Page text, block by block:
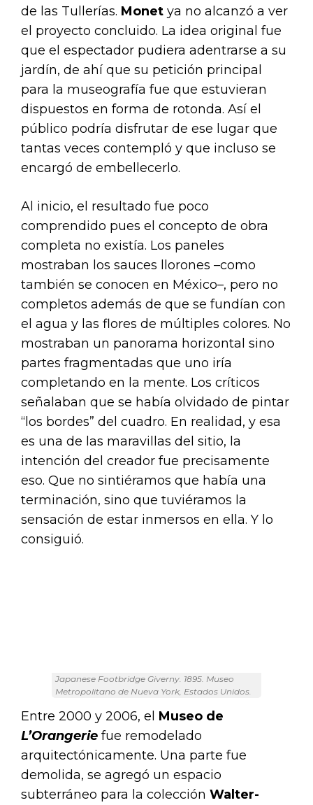
de las Tullerías. Monet ya no alcanzó a ver
el proyecto concluido. La idea original fue
que el espectador pudiera adentrarse a su
jardín, de ahí que su petición principal
para la museografía fue que estuvieran
dispuestos en forma de rotonda. Así el
público podría disfrutar de ese lugar que
tantas veces contempló y que incluso se
encargó de embellecerlo.
Al inicio, el resultado fue poco
comprendido pues el concepto de obra
completa no existía. Los paneles
mostraban los sauces llorones –como
también se conocen en México–, pero no
completos además de que se fundían con
el agua y las flores de múltiples colores. No
mostraban un panorama horizontal sino
partes fragmentadas que uno iría
completando en la mente. Los críticos
señalaban que se había olvidado de pintar
“los bordes” del cuadro. En realidad, y esa
es una de las maravillas del sitio, la
intención del creador fue precisamente
eso. Que no sintiéramos que había una
terminación, sino que tuviéramos la
sensación de estar inmersos en ella. Y lo
consiguió.
Japanese Footbridge Giverny. 1895. Museo
Metropolitano de Nueva York, Estados Unidos.
Entre 2000 y 2006, el Museo de
L’Orangerie fue remodelado
arquitectónicamente. Una parte fue
demolida, se agregó un espacio
subterráneo para la colección Walter-